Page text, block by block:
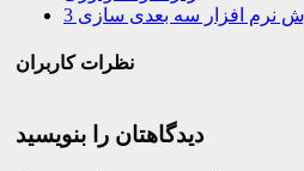
نظرات کاربران
دیدگاهتان را بنویسید